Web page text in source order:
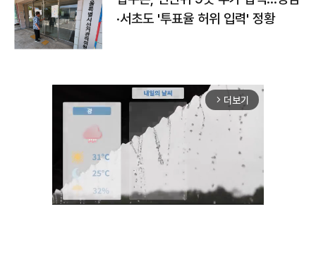
·서초도 '투표율 허위 입력' 정황
arrow_forward_ios 더보기